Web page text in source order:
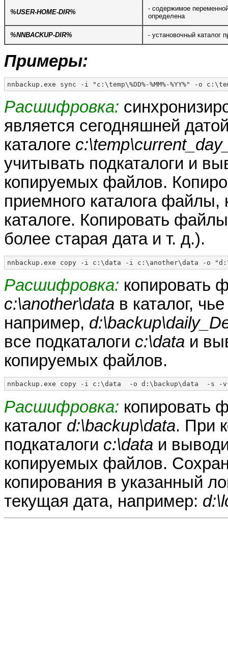
%USER-HOME-DIR%
- содержимое
определена
%NNBACKUP-DIR% - установочный каталог
Примеры:
nnbackup.exe sync -i "c:\temp\%DD%-%MM%-%YY%" -o
Расшифровка:
является сегодняшней
каталоге
учитывать подкаталоги и
копируемых файлов.
приемного каталога файлы,
каталоге. Копировать
более старая дата и т. д.).
nnbackup.exe copy -i c:\data -i c:\another\data -o
Расшифровка: копировать
c:\another\data в каталог,
например,
все подкаталоги c:\data и
копируемых файлов.
nnbackup.exe copy -i c:\data  -o d:\backup\data  -s -v -log
Расшифровка: копировать
каталог d:\backup\data. При
подкаталоги c:\data и
копируемых файлов.
копирования в указанный
текущая дата, например: